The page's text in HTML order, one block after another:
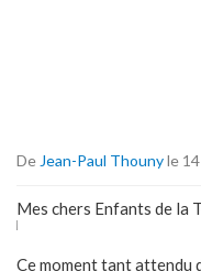
De Jean-Paul Thounyle
Mes chers Enfants de la
Ce moment tant attendu